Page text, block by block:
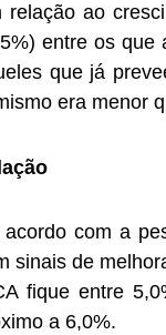
relação ao
entre os que
que já
era menor
acordo com a
sinais de
fique entre
a 6,0%.